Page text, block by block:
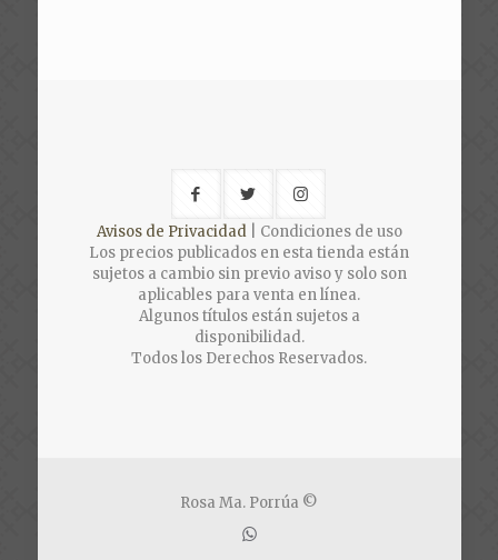
Avisos de Privacidad| Condiciones de uso
Los precios publicados en esta tienda están
sujetos a cambio sin previo aviso y solo son
aplicables para venta en línea.
Algunos títulos están sujetos a
disponibilidad.
Todos los Derechos Reservados.
Rosa Ma. Porrúa ©